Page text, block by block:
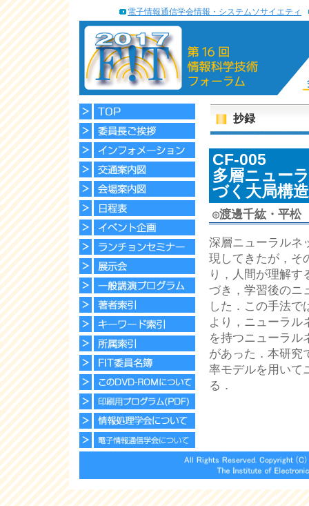
電子情報通信学会情報・システムソサイエティ
抄録
CF-005
多層ニュー
づく大局構
◎渡邊千紘・平
深層ニューラルネ
現してきたが，そ
り，人間が理解す
づき，学習後のニ
した．この手法で
より，ニューラル
を持つニューラル
があった．本研究
率モデルを用いて
る．